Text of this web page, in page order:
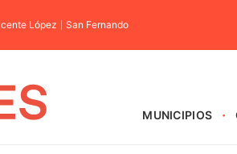
López San Fernando
MUNICIPIOS